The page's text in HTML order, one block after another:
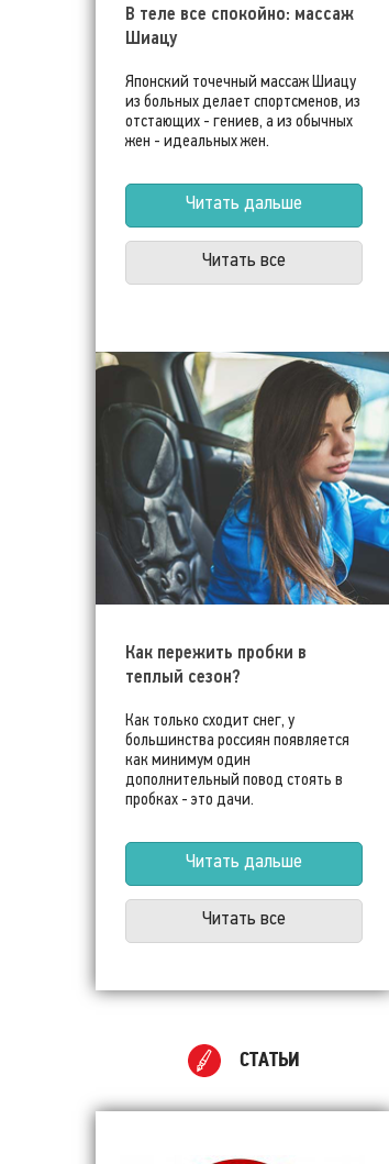
В теле все спокойно: массаж
Шиацу
Японский точечный массаж Шиацу
из больных делает спортсменов, из
отстающих - гениев, а из обычных
жен - идеальных жен.
Читать дальше
Читать все
Как пережить пробки в
теплый сезон?
Как только сходит снег, у
большинства россиян появляется
как минимум один
дополнительный повод стоять в
пробках - это дачи.
Читать дальше
Читать все
СТАТЬИ